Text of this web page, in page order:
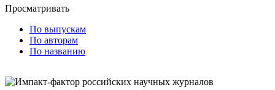
Просматривать
По выпускам
По авторам
По названию